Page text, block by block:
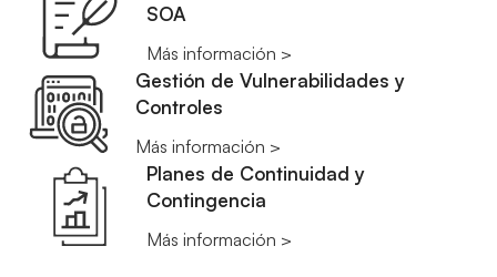
SOA
Más información >
Gestión de Vulnerabilidades y
Controles
Más información >
Planes de Continuidad y
Contingencia
Más información >